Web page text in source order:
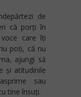
de
că porți în
care îți
poți, că nu
ajungi să
și atitudinile
sau
tine însuți.